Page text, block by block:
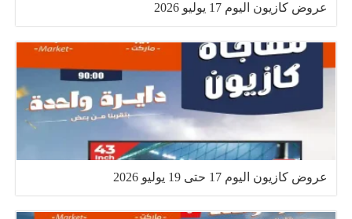
عروض كازيون اليوم 17 يوليو 2026
عروض كازيون اليوم 17 حتى 19 يوليو 2026